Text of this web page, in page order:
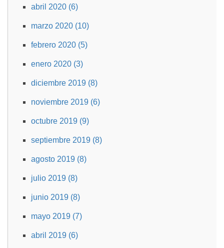
abril 2020 (6)
marzo 2020 (10)
febrero 2020 (5)
enero 2020 (3)
diciembre 2019 (8)
noviembre 2019 (6)
octubre 2019 (9)
septiembre 2019 (8)
agosto 2019 (8)
julio 2019 (8)
junio 2019 (8)
mayo 2019 (7)
abril 2019 (6)